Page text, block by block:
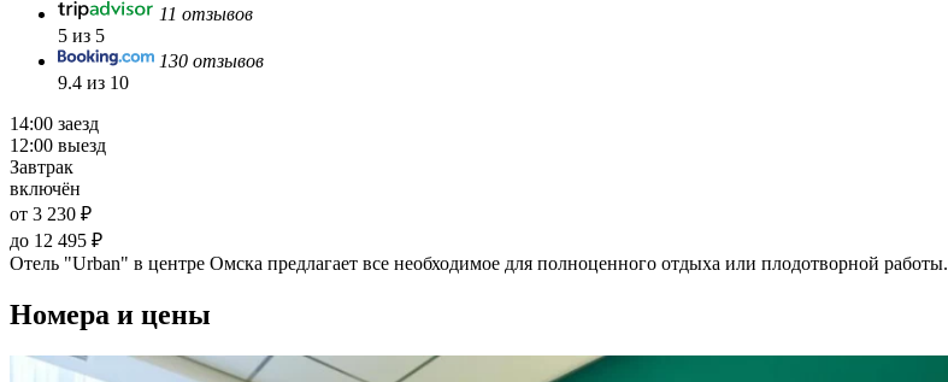
11 отзывов
5 из 5
130 отзывов
9.4 из 10
14:00 заезд
12:00 выезд
Завтрак
включён
от 3 230 ₽
до 12 495 ₽
Отель "Urban" в центре Омска предлагает все необходимое для полноценного отдыха или плодотворной работы.
Номера и цены